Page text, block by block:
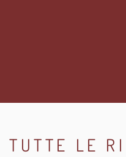
TUTTE LE